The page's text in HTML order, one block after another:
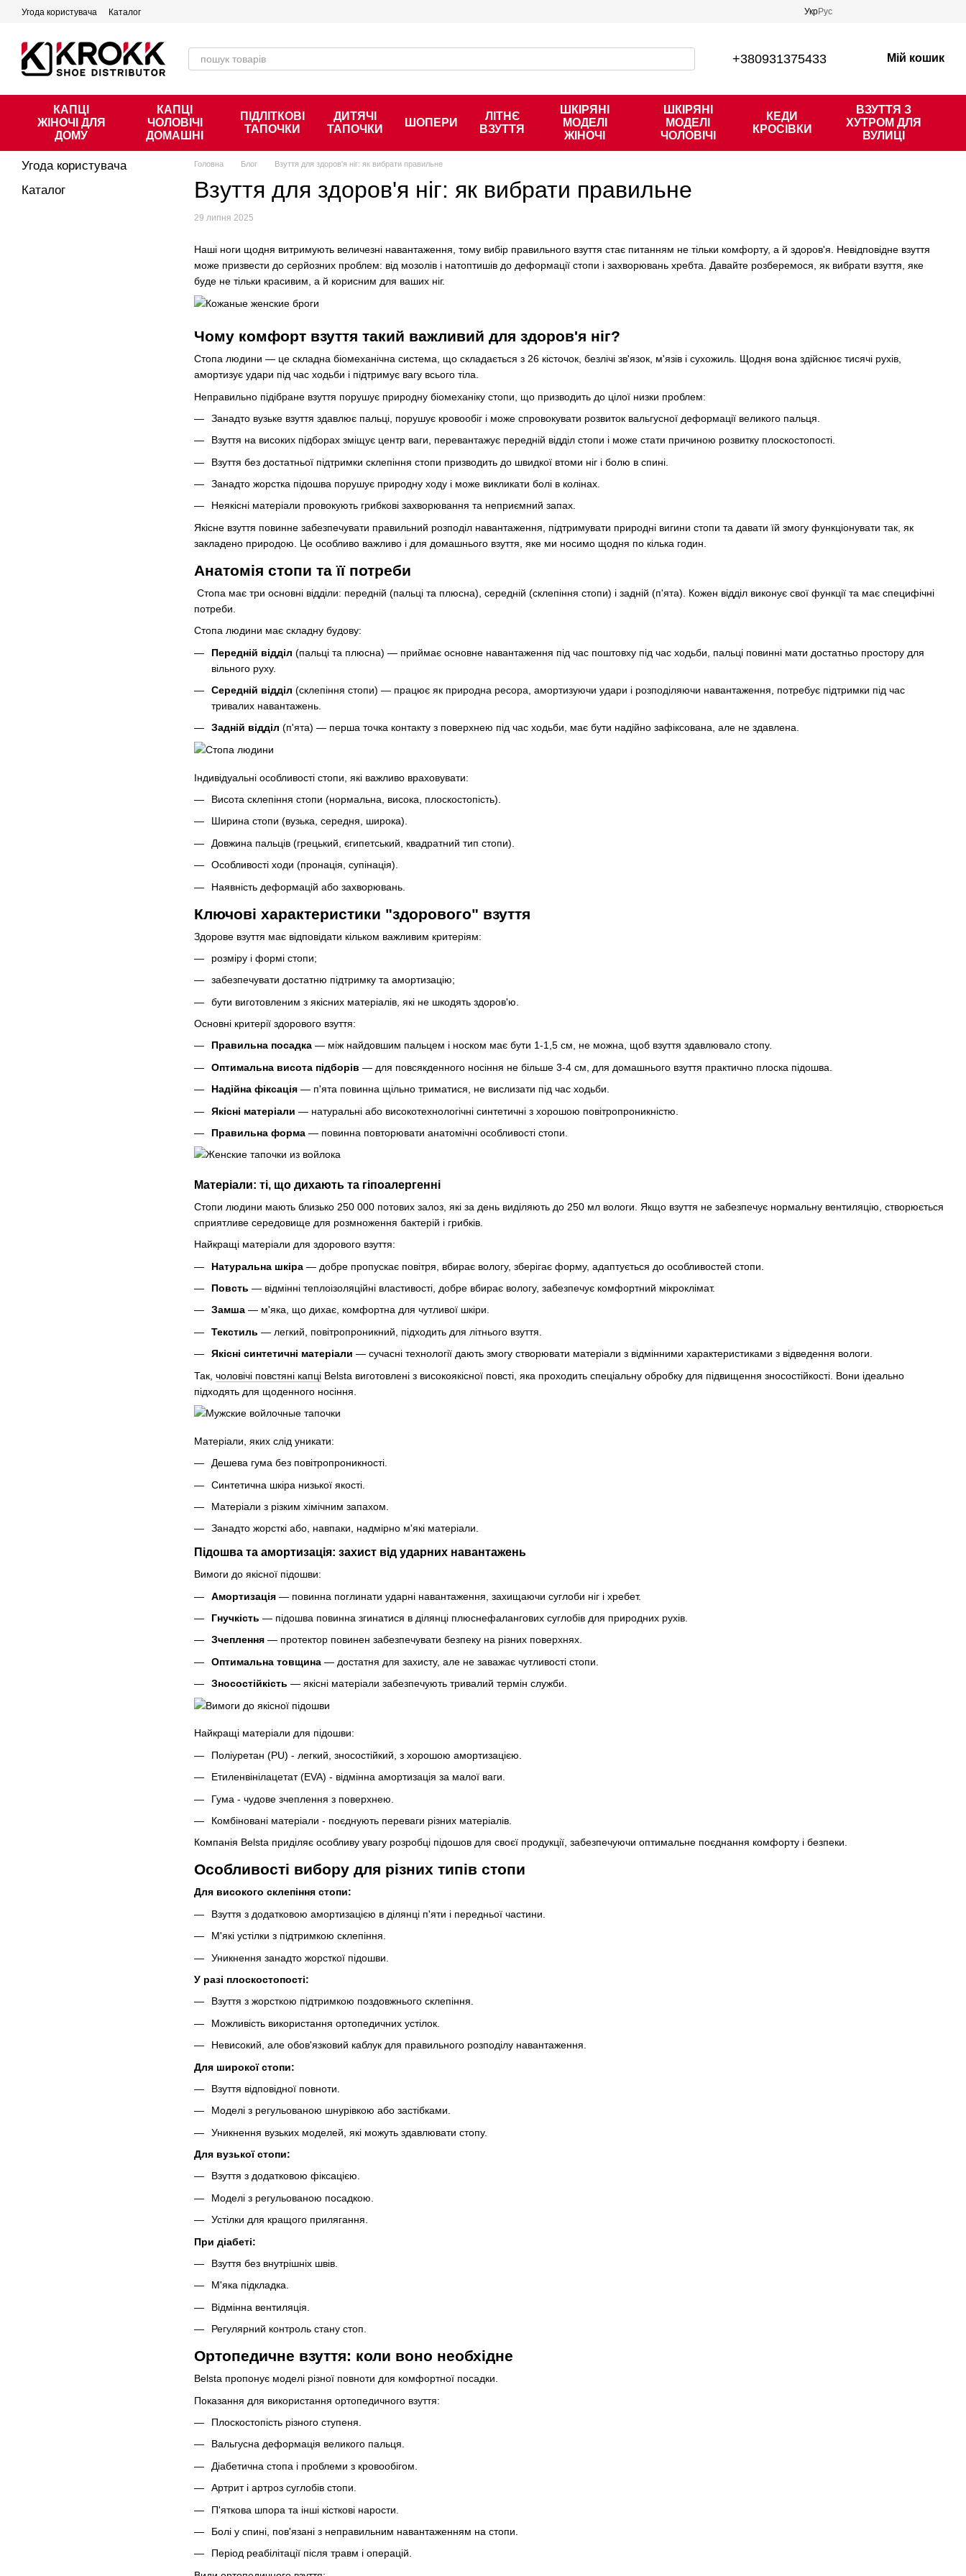
Перейти к основному контенту
Угода користувача Каталог УкрРус
+380931375433 Мій кошик
КАПЦІ
ЖІНОЧІ ДЛЯ
ДОМУ
КАПЦІ
ЧОЛОВІЧІ
ДОМАШНІ
ПІДЛІТКОВІ
ТАПОЧКИ
ДИТЯЧІ
ТАПОЧКИ
ШОПЕРИ
ЛІТНЄ
ВЗУТТЯ
ШКІРЯНІ
МОДЕЛІ
ЖІНОЧІ
ШКІРЯНІ
МОДЕЛІ
ЧОЛОВІЧІ
КЕДИ
КРОСІВКИ
ВЗУТТЯ З
ХУТРОМ ДЛЯ
ВУЛИЦІ
Головна Блог Взуття для здоров'я ніг: як вибрати правильне
Взуття для здоров'я ніг: як вибрати правильне
29 липня 2025
Наші ноги щодня витримують величезні навантаження, тому вибір правильного взуття стає питанням не тільки комфорту, а й здоров'я. Невідповідне взуття
може призвести до серйозних проблем: від мозолів і натоптишів до деформації стопи і захворювань хребта. Давайте розберемося, як вибрати взуття, яке
буде не тільки красивим, а й корисним для ваших ніг.
Чому комфорт взуття такий важливий для здоров'я ніг?
Стопа людини — це складна біомеханічна система, що складається з 26 кісточок, безлічі зв'язок, м'язів і сухожиль. Щодня вона здійснює тисячі рухів,
амортизує удари під час ходьби і підтримує вагу всього тіла.
Неправильно підібране взуття порушує природну біомеханіку стопи, що призводить до цілої низки проблем:
Занадто вузьке взуття здавлює пальці, порушує кровообіг і може спровокувати розвиток вальгусної деформації великого пальця.
Взуття на високих підборах зміщує центр ваги, перевантажує передній відділ стопи і може стати причиною розвитку плоскостопості.
Взуття без достатньої підтримки склепіння стопи призводить до швидкої втоми ніг і болю в спині.
Занадто жорстка підошва порушує природну ходу і може викликати болі в колінах.
Неякісні матеріали провокують грибкові захворювання та неприємний запах.
Якісне взуття повинне забезпечувати правильний розподіл навантаження, підтримувати природні вигини стопи та давати їй змогу функціонувати так, як
закладено природою. Це особливо важливо і для домашнього взуття, яке ми носимо щодня по кілька годин.
Анатомія стопи та її потреби
Стопа має три основні відділи: передній (пальці та плюсна), середній (склепіння стопи) і задній (п'ята). Кожен відділ виконує свої функції та має специфічні
потреби.
Стопа людини має складну будову:
Передній відділ (пальці та плюсна) — приймає основне навантаження під час поштовху під час ходьби, пальці повинні мати достатньо простору для
вільного руху.
Середній відділ (склепіння стопи) — працює як природна ресора, амортизуючи удари і розподіляючи навантаження, потребує підтримки під час
тривалих навантажень.
Задній відділ (п'ята) — перша точка контакту з поверхнею під час ходьби, має бути надійно зафіксована, але не здавлена.
Індивідуальні особливості стопи, які важливо враховувати:
Висота склепіння стопи (нормальна, висока, плоскостопість).
Ширина стопи (вузька, середня, широка).
Довжина пальців (грецький, єгипетський, квадратний тип стопи).
Особливості ходи (пронація, супінація).
Наявність деформацій або захворювань.
Ключові характеристики "здорового" взуття
Здорове взуття має відповідати кільком важливим критеріям:
розміру і формі стопи;
забезпечувати достатню підтримку та амортизацію;
бути виготовленим з якісних матеріалів, які не шкодять здоров'ю.
Основні критерії здорового взуття:
Правильна посадка — між найдовшим пальцем і носком має бути 1-1,5 см, не можна, щоб взуття здавлювало стопу.
Оптимальна висота підборів — для повсякденного носіння не більше 3-4 см, для домашнього взуття практично плоска підошва.
Надійна фіксація — п'ята повинна щільно триматися, не вислизати під час ходьби.
Якісні матеріали — натуральні або високотехнологічні синтетичні з хорошою повітропроникністю.
Правильна форма — повинна повторювати анатомічні особливості стопи.
Матеріали: ті, що дихають та гіпоалергенні
Стопи людини мають близько 250 000 потових залоз, які за день виділяють до 250 мл вологи. Якщо взуття не забезпечує нормальну вентиляцію, створюється
сприятливе середовище для розмноження бактерій і грибків.
Найкращі матеріали для здорового взуття:
Натуральна шкіра — добре пропускає повітря, вбирає вологу, зберігає форму, адаптується до особливостей стопи.
Повсть — відмінні теплоізоляційні властивості, добре вбирає вологу, забезпечує комфортний мікроклімат.
Замша — м'яка, що дихає, комфортна для чутливої шкіри.
Текстиль — легкий, повітропроникний, підходить для літнього взуття.
Якісні синтетичні матеріали — сучасні технології дають змогу створювати матеріали з відмінними характеристиками з відведення вологи.
Так, чоловічі повстяні капці Belsta виготовлені з високоякісної повсті, яка проходить спеціальну обробку для підвищення зносостійкості. Вони ідеально
підходять для щоденного носіння.
Матеріали, яких слід уникати:
Дешева гума без повітропроникності.
Синтетична шкіра низької якості.
Матеріали з різким хімічним запахом.
Занадто жорсткі або, навпаки, надмірно м'які матеріали.
Підошва та амортизація: захист від ударних навантажень
Вимоги до якісної підошви:
Амортизація — повинна поглинати ударні навантаження, захищаючи суглоби ніг і хребет.
Гнучкість — підошва повинна згинатися в ділянці плюснефалангових суглобів для природних рухів.
Зчеплення — протектор повинен забезпечувати безпеку на різних поверхнях.
Оптимальна товщина — достатня для захисту, але не заважає чутливості стопи.
Зносостійкість — якісні матеріали забезпечують тривалий термін служби.
Найкращі матеріали для підошви:
Поліуретан (PU) - легкий, зносостійкий, з хорошою амортизацією.
Етиленвінілацетат (EVA) - відмінна амортизація за малої ваги.
Гума - чудове зчеплення з поверхнею.
Комбіновані матеріали - поєднують переваги різних матеріалів.
Компанія Belsta приділяє особливу увагу розробці підошов для своєї продукції, забезпечуючи оптимальне поєднання комфорту і безпеки.
Особливості вибору для різних типів стопи
Для високого склепіння стопи:
Взуття з додатковою амортизацією в ділянці п'яти і передньої частини.
М'які устілки з підтримкою склепіння.
Уникнення занадто жорсткої підошви.
У разі плоскостопості:
Взуття з жорсткою підтримкою поздовжнього склепіння.
Можливість використання ортопедичних устілок.
Невисокий, але обов'язковий каблук для правильного розподілу навантаження.
Для широкої стопи:
Взуття відповідної повноти.
Моделі з регульованою шнурівкою або застібками.
Уникнення вузьких моделей, які можуть здавлювати стопу.
Для вузької стопи:
Взуття з додатковою фіксацією.
Моделі з регульованою посадкою.
Устілки для кращого прилягання.
При діабеті:
Взуття без внутрішніх швів.
М'яка підкладка.
Відмінна вентиляція.
Регулярний контроль стану стоп.
Ортопедичне взуття: коли воно необхідне
Belsta пропонує моделі різної повноти для комфортної посадки.
Показання для використання ортопедичного взуття:
Плоскостопість різного ступеня.
Вальгусна деформація великого пальця.
Діабетична стопа і проблеми з кровообігом.
Артрит і артроз суглобів стопи.
П'яткова шпора та інші кісткові нарости.
Болі у спині, пов'язані з неправильним навантаженням на стопи.
Період реабілітації після травм і операцій.
Угода користувача
Каталог